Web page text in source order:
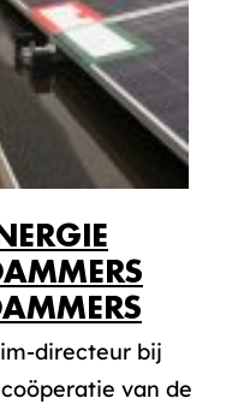
directeur bij
van de